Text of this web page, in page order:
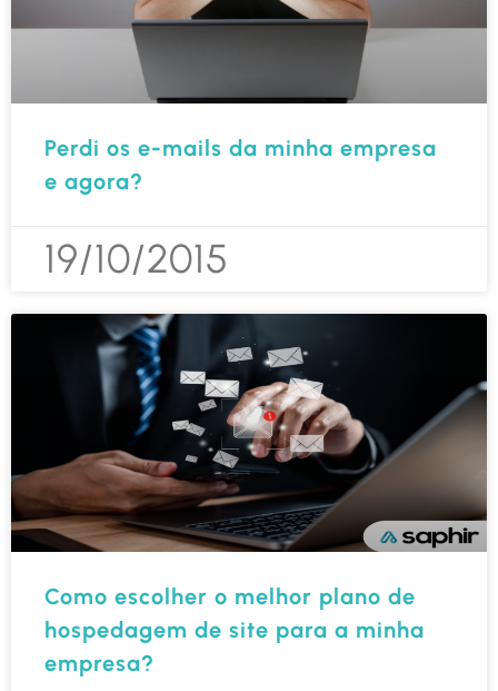
Perdi os e-mails da minha empresa
e agora?
19/10/2015
Como escolher o melhor plano de
hospedagem de site para a minha
empresa?